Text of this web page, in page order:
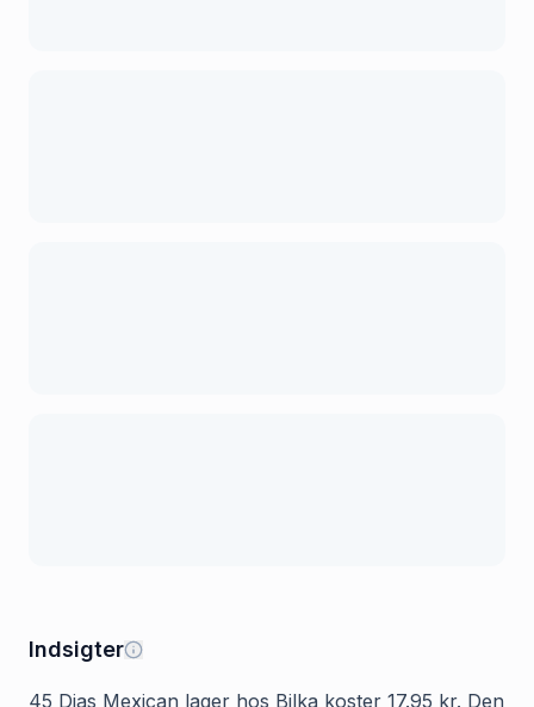
Indsigter
45 Dias Mexican lager hos Bilka koster 17.95 kr. Den